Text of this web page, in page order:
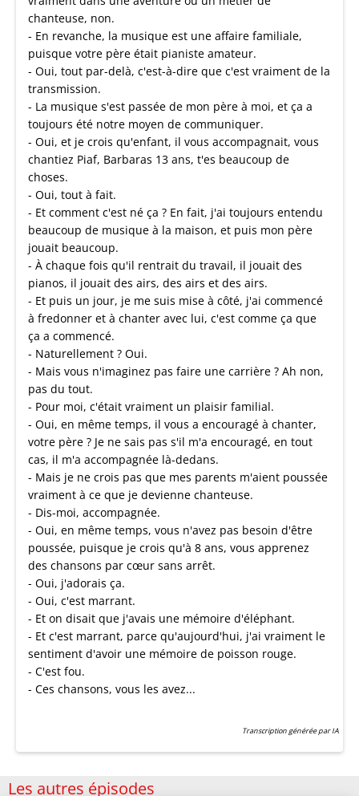
chanteuse, non.
- En revanche, la musique est une affaire familiale,
puisque votre père était pianiste amateur.
- Oui, tout par-delà, c'est-à-dire que c'est vraiment de la
transmission.
- La musique s'est passée de mon père à moi, et ça a
toujours été notre moyen de communiquer.
- Oui, et je crois qu'enfant, il vous accompagnait, vous
chantiez Piaf, Barbaras 13 ans, t'es beaucoup de
choses.
- Oui, tout à fait.
- Et comment c'est né ça ? En fait, j'ai toujours entendu
beaucoup de musique à la maison, et puis mon père
jouait beaucoup.
- À chaque fois qu'il rentrait du travail, il jouait des
pianos, il jouait des airs, des airs et des airs.
- Et puis un jour, je me suis mise à côté, j'ai commencé
à fredonner et à chanter avec lui, c'est comme ça que
ça a commencé.
- Naturellement ? Oui.
- Mais vous n'imaginez pas faire une carrière ? Ah non,
pas du tout.
- Pour moi, c'était vraiment un plaisir familial.
- Oui, en même temps, il vous a encouragé à chanter,
votre père ? Je ne sais pas s'il m'a encouragé, en tout
cas, il m'a accompagnée là-dedans.
- Mais je ne crois pas que mes parents m'aient poussée
vraiment à ce que je devienne chanteuse.
- Dis-moi, accompagnée.
- Oui, en même temps, vous n'avez pas besoin d'être
poussée, puisque je crois qu'à 8 ans, vous apprenez
des chansons par cœur sans arrêt.
- Oui, j'adorais ça.
- Oui, c'est marrant.
- Et on disait que j'avais une mémoire d'éléphant.
- Et c'est marrant, parce qu'aujourd'hui, j'ai vraiment le
sentiment d'avoir une mémoire de poisson rouge.
- C'est fou.
- Ces chansons, vous les avez...
Transcription générée par IA
Les autres épisodes